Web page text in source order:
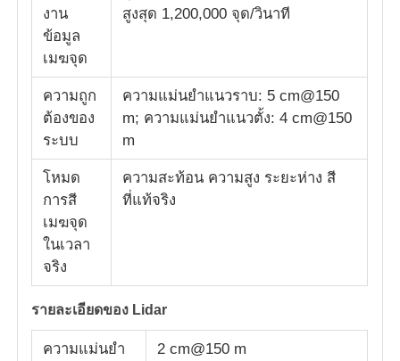
ทัวร์โรงงาน
การควบคุมคุณภาพ
ติดต่อเรา
ข่าว
กรณี
ขอใบเสนอราคา
งาน
ข้อมูล
เมฆจุด
สูงสุด 1,200,000 จุด/วินาที
ความถูก
ต้องของ
ระบบ
ความแม่นยําแนวราบ: 5 cm@150
m; ความแม่นยําแนวตั้ง: 4 cm@150
m
โหมด
การสี
เมฆจุด
ในเวลา
จริง
ความสะท้อน ความสูง ระยะห่าง สี
ที่แท้จริง
รายละเอียดของ Lidar
ความแม่นยํา
2 cm@150 m